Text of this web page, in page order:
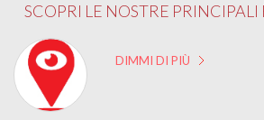
SCOPRI LE NOSTRE
DIMMI DI PIÙ